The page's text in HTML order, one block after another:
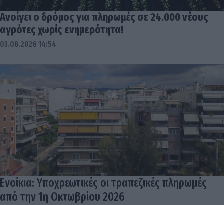
Ανοίγει ο δρόμος για πληρωμές σε 24.000 νέους
αγρότες χωρίς ενημερότητα!
03.08.2026 14:54
Ενοίκια: Υποχρεωτικές οι τραπεζικές πληρωμές
από την 1η Οκτωβρίου 2026